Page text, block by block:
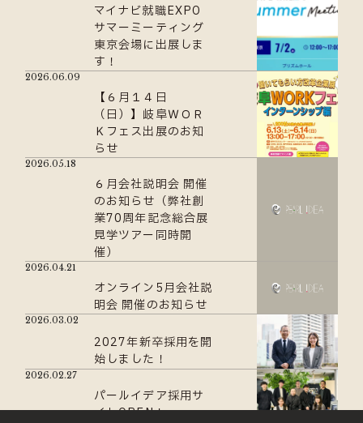
マイナビ就職EXPO
サマーミーティング
東京会場に出展しま
す！
2026.06.09
【６月１４日
（日）】岐阜ＷＯＲ
Ｋフェス出展のお知
らせ
2026.05.18
６月会社説明会 開催
のお知らせ（弊社創
業70周年記念総合展
見学ツアー同時開
催）
2026.04.21
オンライン5月会社説
明会 開催のお知らせ
2026.03.02
2027年新卒採用を開
始しました！
2026.02.27
パールイデア採用サ
イトOPEN！